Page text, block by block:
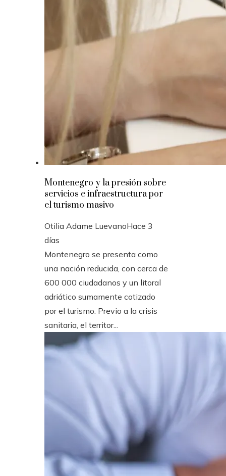
Montenegro y la presión sobre
servicios e infraestructura por
el turismo masivo
Otilia Adame LuevanoHace 3
días
Montenegro se presenta como
una nación reducida, con cerca de
600 000 ciudadanos y un litoral
adriático sumamente cotizado
por el turismo. Previo a la crisis
sanitaria, el territor...